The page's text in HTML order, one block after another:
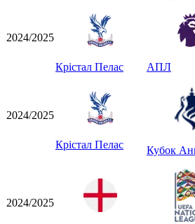
2024/2025
Крістал Пелас АПЛ
2024/2025
Крістал Пелас Кубок
2024/2025